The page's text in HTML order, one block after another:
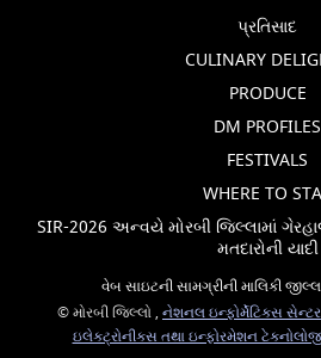
પ્રતિસાદ
CULINARY
PRODUCE
DM PROFILES
FESTIVALS
WHERE TO
SIR-2026 અન્વયે મોરબી જિલ્લામાં
મતદારોની યાદી
વેબ સાઇટની સામગ્રીની માલિકી
© મોરબી જિલ્લો , નેશનલ ઇન્ફોર્મેટિક્સ સેન્ટર
ઇલેક્ટ્રોનીક્સ તથા ઇન્ફોરમેશન